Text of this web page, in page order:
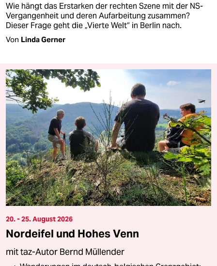
Wie hängt das Erstarken der rechten Szene mit der NS-
Vergangenheit und deren Aufarbeitung zusammen?
Dieser Frage geht die „Vierte Welt“ in Berlin nach.
Von Linda Gerner
20. - 25. August 2026
Nordeifel und Hohes Venn
mit taz-Autor Bernd Müllender